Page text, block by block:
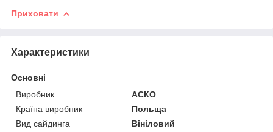
Приховати
Характеристики
Основні
Виробник
АСКО
Країна виробник
Польща
Вид сайдинга
Вініловий